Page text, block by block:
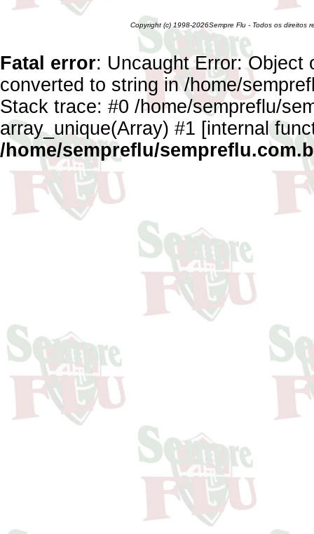
Copyright (c) 1998-2026Sempre Flu - Todos os direitos
Fatal error: Uncaught Error: Object
converted to string in /home/
Stack trace: #0 /home/sempreflu/
array_unique(Array) #1 [internal
/home/sempreflu/